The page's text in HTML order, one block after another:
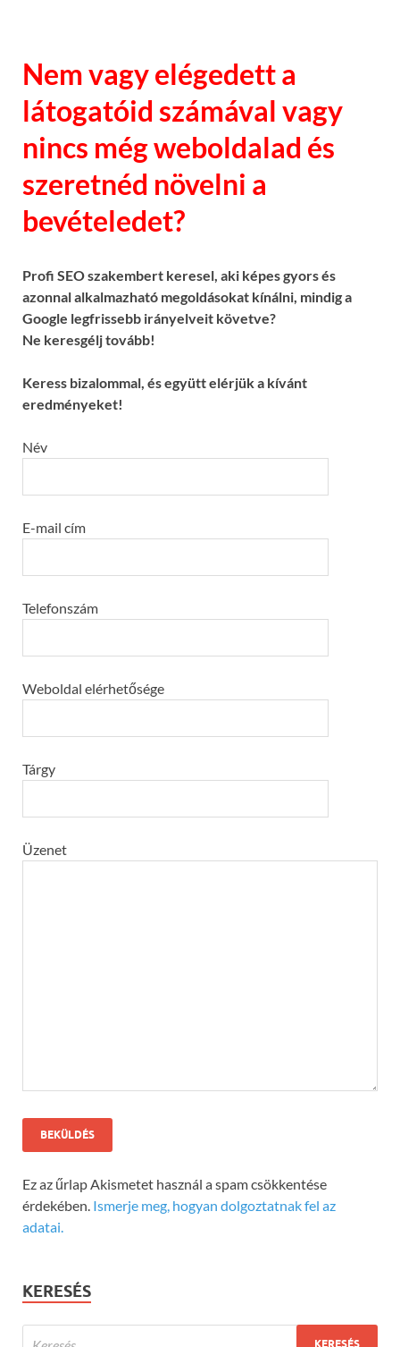
Nem vagy elégedett a
látogatóid számával vagy
nincs még weboldalad és
szeretnéd növelni a
bevételedet?
Profi SEO szakembert keresel, aki képes gyors és
azonnal alkalmazható megoldásokat kínálni, mindig a
Google legfrissebb irányelveit követve?
Ne keresgélj tovább!
Keress bizalommal, és együtt elérjük a kívánt
eredményeket!
Név
E-mail cím
Telefonszám
Weboldal elérhetősége
Tárgy
Üzenet
Ez az űrlap Akismetet használ a spam csökkentése
érdekében. Ismerje meg, hogyan dolgoztatnak fel az
adatai.
KERESÉS